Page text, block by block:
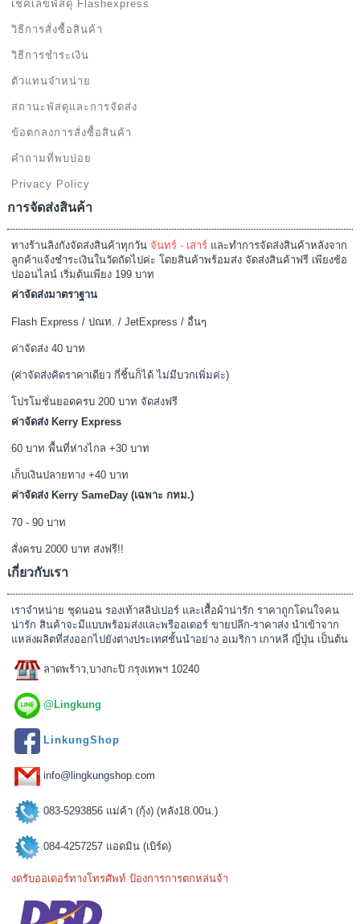
เช็คเลขพัสดุ Flashexpress
วิธีการสั่งซื้อสินค้า
วิธีการชำระเงิน
ตัวแทนจำหน่าย
สถานะพัสดุและการจัดส่ง
ข้อตกลงการสั่งซื้อสินค้า
คำถามที่พบบ่อย
Privacy Policy
การจัดส่งสินค้า
ทางร้านลิงกังจัดส่งสินค้าทุกวัน จันทร์ - เสาร์ และทำการจัดส่งสินค้าหลังจาก
ลูกค้าแจ้งชำระเงินในวัดถัดไปค่ะ โดยสินค้าพร้อมส่ง จัดส่งสินค้าฟรี เพียงช้อ
ปออนไลน์ เริ่มต้นเพียง 199 บาท
ค่าจัดส่งมาตราฐาน
Flash Express / ปณท. / JetExpress / อื่นๆ
ค่าจัดส่ง 40 บาท
(ค่าจัดส่งคิดราคาเดียว กี่ชิ้นก็ได้ ไม่มีบวกเพิ่มค่ะ)
โปรโมชั่นยอดครบ 200 บาท จัดส่งฟรี
ค่าจัดส่ง Kerry Express
60 บาท พื้นที่ห่างไกล +30 บาท
เก็บเงินปลายทาง +40 บาท
ค่าจัดส่ง Kerry SameDay (เฉพาะ กทม.)
70 - 90 บาท
สั่งครบ 2000 บาท ส่งฟรี!!
เกี่ยวกับเรา
เราจำหน่าย ชุดนอน รองเท้าสลิปเปอร์ และเสื้อผ้าน่ารัก ราคาถูกโดนใจคน
น่ารัก สินค้าจะมีแบบพร้อมส่งและพรีออเดอร์ ขายปลีก-ราคาส่ง นำเข้าจาก
แหล่งผลิตที่ส่งออกไปยังต่างประเทศชั้นนำอย่าง อเมริกา เกาหลี ญี่ปุ่น เป็นต้น
ลาดพร้าว,บางกะปิ กรุงเทพฯ 10240
@Lingkung
LinkungShop
info@lingkungshop.com
083-5293856 แม่ค้า (กุ้ง) (หลัง18.00น.)
084-4257257 แอดมิน (เบิร์ด)
งดรับออเดอร์ทางโทรศัพท์ ป้องการการตกหล่นจ้า